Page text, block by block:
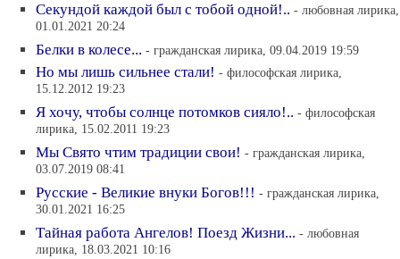
Секундой каждой был с тобой одной!.. - любовная лирика,
01.01.2021 20:24
Белки в колесе... - гражданская лирика, 09.04.2019 19:59
Но мы лишь сильнее стали! - философская лирика,
15.12.2012 19:23
Я хочу, чтобы солнце потомков сияло!.. - философская
лирика, 15.02.2011 19:23
Мы Свято чтим традиции свои! - гражданская лирика,
03.07.2019 08:41
Русские - Великие внуки Богов!!! - гражданская лирика,
30.01.2021 16:25
Тайная работа Ангелов! Поезд Жизни... - любовная
лирика, 18.03.2021 10:16